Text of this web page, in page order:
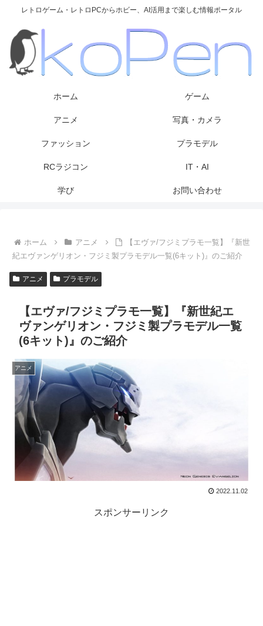
レトロゲーム・レトロPCからホビー、AI活用まで楽しむ情報ポータル
ホーム ゲーム
アニメ 写真・カメラ
ファッション プラモデル
RCラジコン IT・AI
学び お問い合わせ
ホーム アニメ
【エヴァ/フジミプラモ一覧】『新世
紀エヴァンゲリオン・フジミ製プラモデル一覧(6キット)』のご紹介
アニメ プラモデル
【エヴァ/フジミプラモ一覧】『新世紀エ
ヴァンゲリオン・フジミ製プラモデル一覧
(6キット)』のご紹介
アニメ
2022.11.02
スポンサーリンク